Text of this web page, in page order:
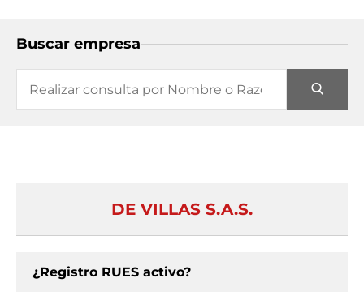
Buscar empresa
DE VILLAS S.A.S.
¿Registro RUES activo?